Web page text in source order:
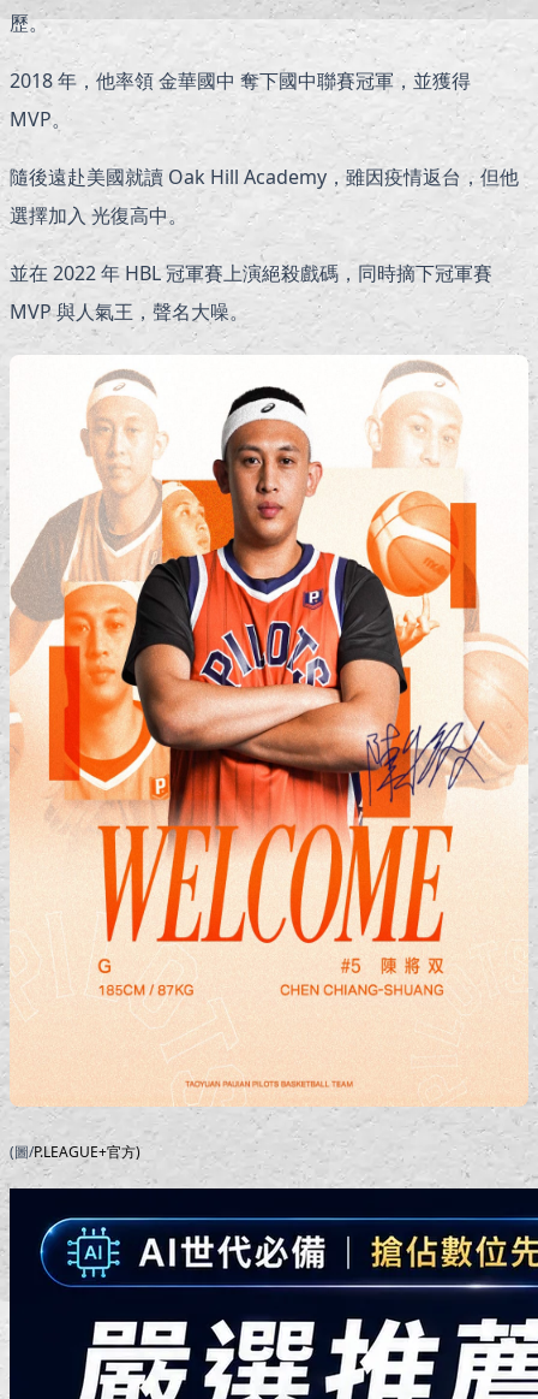
歷。
2018 年，他率領 金華國中 奪下國中聯賽冠軍，並獲得
MVP。
隨後遠赴美國就讀 Oak Hill Academy，雖因疫情返台，但他
選擇加入 光復高中。
並在 2022 年 HBL 冠軍賽上演絕殺戲碼，同時摘下冠軍賽
MVP 與人氣王，聲名大噪。
(圖/P.LEAGUE+官方)